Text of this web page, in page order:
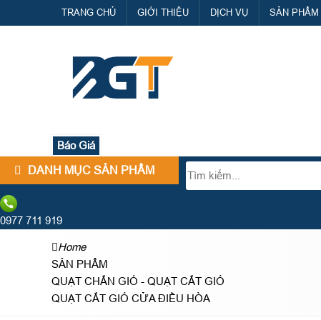
TRANG CHỦ GIỚI THIỆU DỊCH VỤ SẢN PHẨM
Báo Giá
DANH MỤC SẢN PHẨM
0977 711 919
Home
SẢN PHẨM
QUẠT CHẮN GIÓ - QUẠT CẮT GIÓ
QUẠT CẮT GIÓ CỬA ĐIỀU HÒA